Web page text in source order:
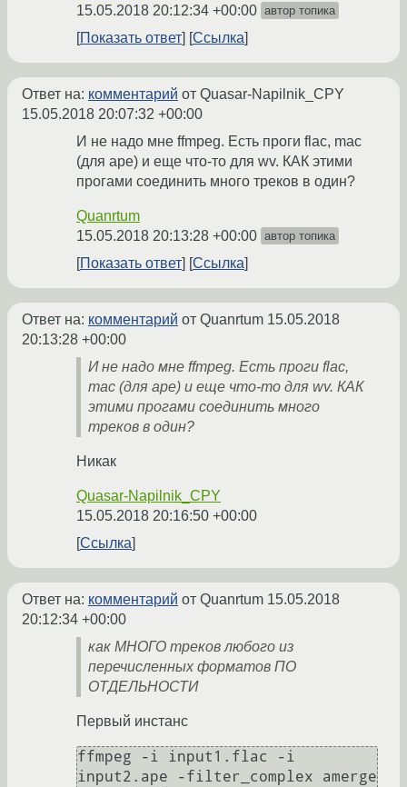
15.05.2018 20:12:34 +00:00 автор топика
Показать ответ Ссылка
Ответ на: комментарий от Quasar-Napilnik_CPY
15.05.2018 20:07:32 +00:00
И не надо мне ffmpeg. Есть проги flac, mac
(для ape) и еще что-то для wv. КАК этими
прогами соединить много треков в один?
Quanrtum
15.05.2018 20:13:28 +00:00 автор топика
Показать ответ Ссылка
Ответ на: комментарий от Quanrtum 15.05.2018
20:13:28 +00:00
И не надо мне ffmpeg. Есть проги flac,
mac (для ape) и еще что-то для wv. КАК
этими прогами соединить много
треков в один?
Никак
Quasar-Napilnik_CPY
15.05.2018 20:16:50 +00:00
Ссылка
Ответ на: комментарий от Quanrtum 15.05.2018
20:12:34 +00:00
как МНОГО треков любого из
перечисленных форматов ПО
ОТДЕЛЬНОСТИ
Первый инстанс
ffmpeg -i input1.flac -i
input2.ape -filter_complex amerge